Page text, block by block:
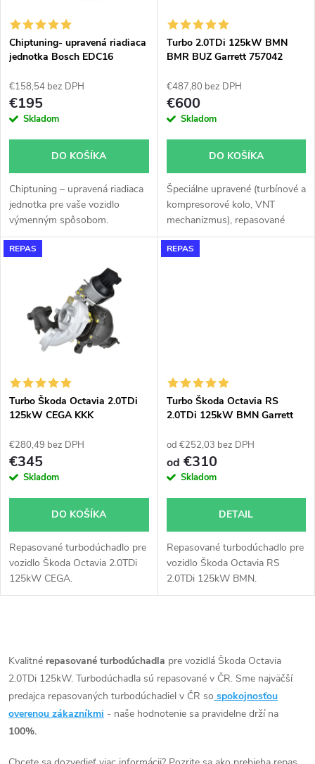
i
e
p
r
d
u
k
v
s
p
r
o
d
u
k
Chiptuning- upravená riadiaca
jednotka Bosch EDC16
€158,54 bez DPH
€195
Skladom
DO KOŠÍKA
Chiptuning – upravená riadiaca
jednotka pre vaše vozidlo
výmenným spôsobom.
Turbo 2.0TDi 125kW BMN
BMR BUZ Garrett 757042
hybridné do 180KW
€487,80 bez DPH
€600
Skladom
DO KOŠÍKA
Špeciálne upravené (turbínové a
kompresorové kolo, VNT
mechanizmus), repasované
turbodúchadlo Garrett 757042
GT1752V do 180KW v
REPAS
Turbo Škoda Octavia 2.0TDi
125kW CEGA KKK
53039700137
€280,49 bez DPH
€345
Skladom
DO KOŠÍKA
Repasované turbodúchadlo pre
vozidlo Škoda Octavia 2.0TDi
125kW CEGA.
REPAS
Turbo Škoda Octavia RS
2.0TDi 125kW BMN Garrett
od €252,03 bez DPH
od €310
Skladom
DETAIL
Repasované turbodúchadlo pre
vozidlo Škoda Octavia RS
2.0TDi 125kW BMN.
v
l
á
d
Kvalitné repasované turbodúchadla pre vozidlá Škoda Octavia
2.0TDi 125kW. Turbodúchadla sú repasované v ČR. Sme najväčší
predajca repasovaných turbodúchadiel v ČR so spokojnosťou
overenou zákazníkmi - naše hodnotenie sa pravidelne drží na
100%.